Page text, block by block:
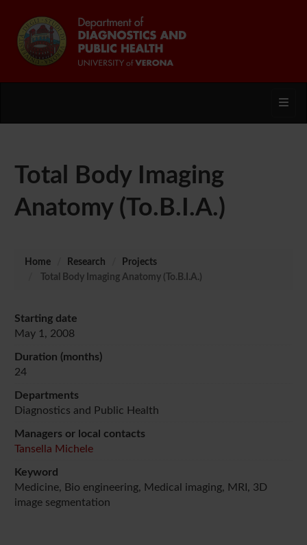
Total Body Imaging
Anatomy (To.B.I.A.)
Home Research
Projects
Total Body Imaging Anatomy (To.B.I.A.)
Starting date
May 1, 2008
Duration (months)
24
Departments
Diagnostics and Public Health
Managers or local contacts
Tansella Michele
Keyword
Medicine, Bio engineering, Medical imaging, MRI, 3D
image segmentation